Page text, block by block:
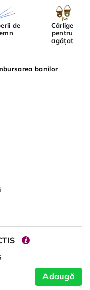
de
Cârlige
pentru
agățat
banilor
Adaugă